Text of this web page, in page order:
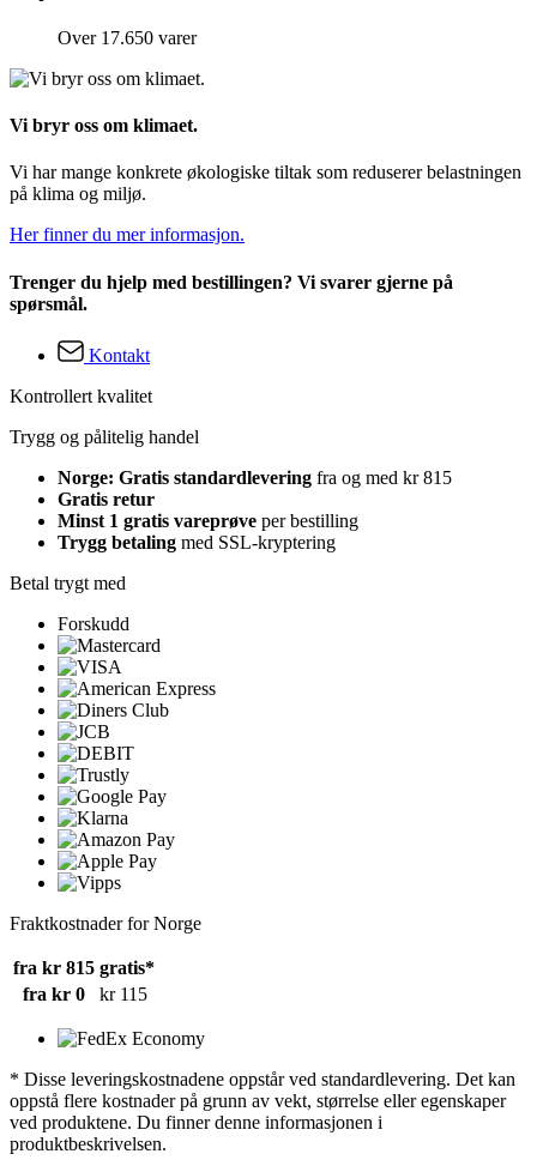
Over 17.650 varer
Vi bryr oss om klimaet.
Vi har mange konkrete økologiske tiltak som reduserer belastningen
på klima og miljø.
Her finner du mer informasjon.
Trenger du hjelp med bestillingen? Vi svarer gjerne på
spørsmål.
Kontakt
Kontrollert kvalitet
Trygg og pålitelig handel
Norge: Gratis standardlevering fra og med kr 815
Gratis retur
Minst 1 gratis vareprøve per bestilling
Trygg betaling med SSL-kryptering
Betal trygt med
Forskudd
Fraktkostnader for Norge
fra kr 815 gratis*
fra kr 0
kr 115
* Disse leveringskostnadene oppstår ved standardlevering. Det kan
oppstå flere kostnader på grunn av vekt, størrelse eller egenskaper
ved produktene. Du finner denne informasjonen i
produktbeskrivelsen.